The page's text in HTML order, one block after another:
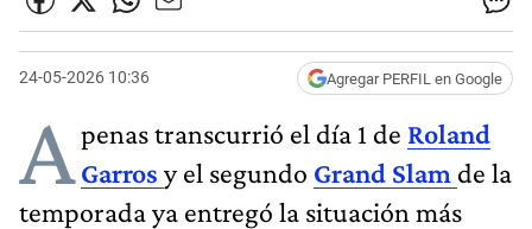
24-05-2026 10:36 Agregar PERFIL en Google
Apenas transcurrió el día 1 de Roland
Garros y el segundo Grand Slam de la
temporada ya entregó la situación más